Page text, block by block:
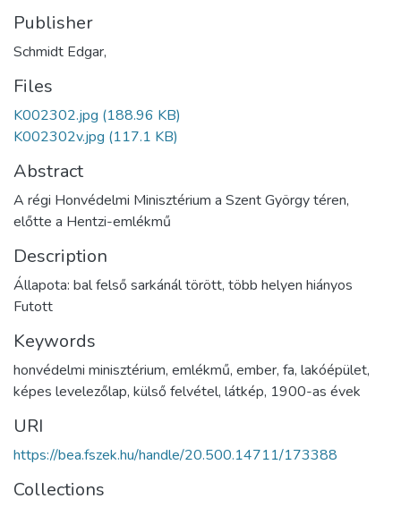
Publisher
Schmidt Edgar,
Files
K002302.jpg (188.96 KB)
K002302v.jpg (117.1 KB)
Abstract
A régi Honvédelmi Minisztérium a Szent György téren,
előtte a Hentzi-emlékmű
Description
Állapota: bal felső sarkánál törött, több helyen hiányos
Futott
Keywords
honvédelmi minisztérium, emlékmű, ember, fa, lakóépület,
képes levelezőlap, külső felvétel, látkép, 1900-as évek
URI
https://bea.fszek.hu/handle/20.500.14711/173388
Collections